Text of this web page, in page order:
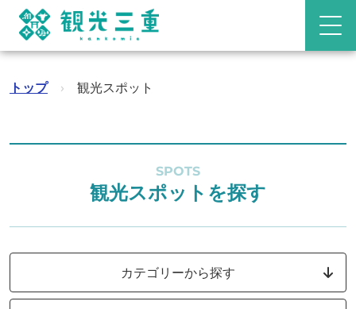
トップ › 観光スポット
SPOTS
観光スポットを探す
カテゴリーから探す